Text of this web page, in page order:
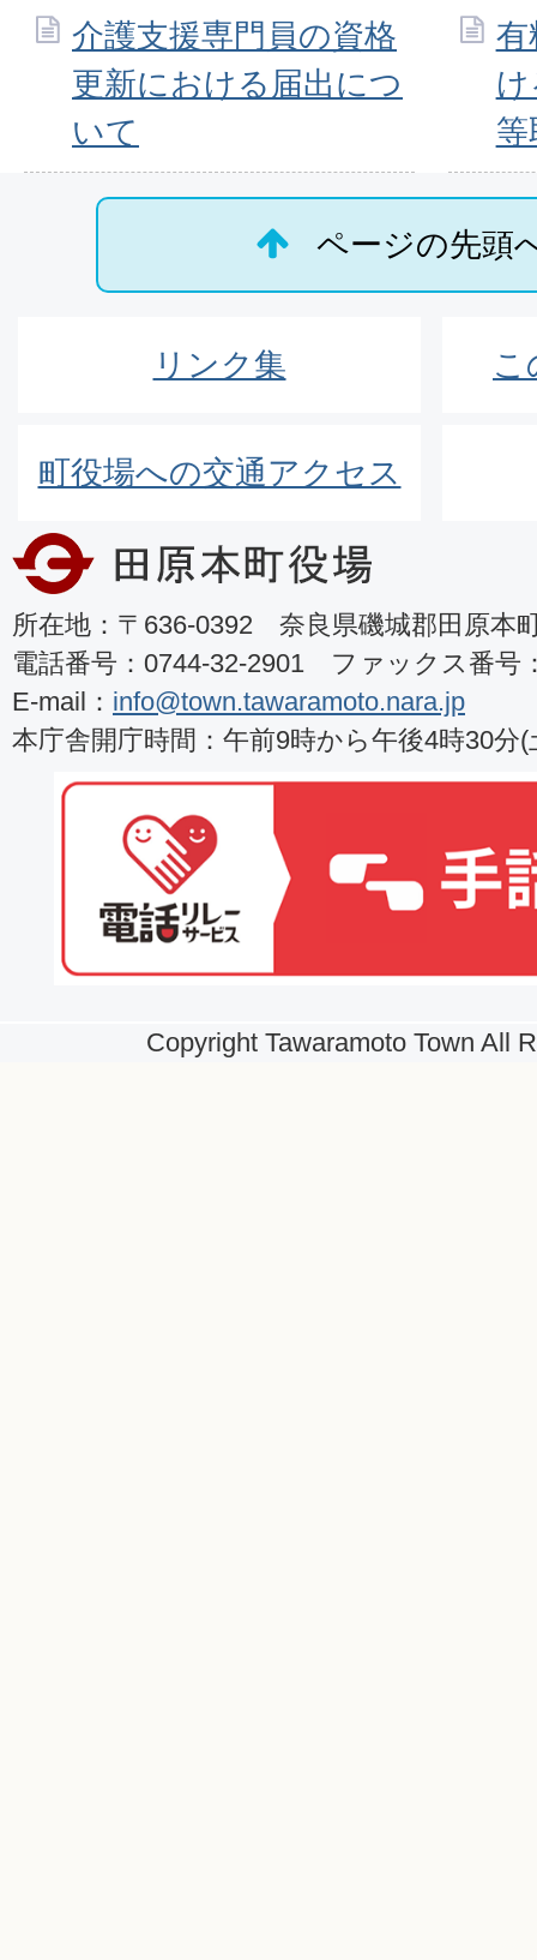
介護支援専門員の資格
更新における届出につ
いて
有
等
ページの先頭
リンク集 こ
町役場への交通アクセス
所在地：〒636-0392 奈良県磯城郡田原本
電話番号：0744-32-2901 ファックス番号
E-mail： info@town.tawaramoto.nara.jp
本庁舎開庁時間：午前9時から午後4時30分
Copyright Tawaramoto Town All